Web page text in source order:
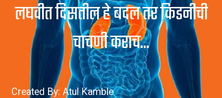
Created By: Atul Kamble
लघवीत दिसतील हे बदल तर किडनीची
चाचणी कराच...